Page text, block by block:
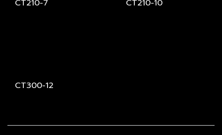
CT210-7 CT210-10
CT300-12